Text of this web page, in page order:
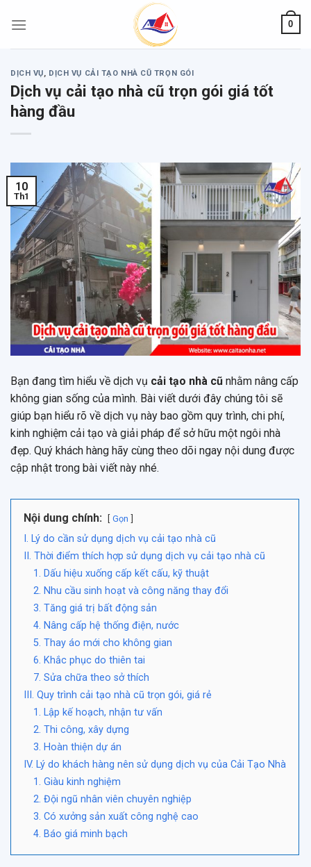
0
DỊCH VỤ, DỊCH VỤ CẢI TẠO NHÀ CŨ TRỌN GÓI
Dịch vụ cải tạo nhà cũ trọn gói giá tốt
hàng đầu
10
Th1
Bạn đang tìm hiểu về dịch vụ cải tạo nhà cũ nhằm nâng cấp
không gian sống của mình. Bài viết dưới đây chúng tôi sẽ
giúp bạn hiểu rõ về dịch vụ này bao gồm quy trình, chi phí,
kinh nghiệm cải tạo và giải pháp để sở hữu một ngôi nhà
đẹp. Quý khách hàng hãy cùng theo dõi ngay nội dung được
cập nhật trong bài viết này nhé.
Nội dung chính: Gọn
I. Lý do cần sử dụng dịch vụ cải tạo nhà cũ
II. Thời điểm thích hợp sử dụng dịch vụ cải tạo nhà cũ
1. Dấu hiệu xuống cấp kết cấu, kỹ thuật
2. Nhu cầu sinh hoạt và công năng thay đổi
3. Tăng giá trị bất động sản
4. Nâng cấp hệ thống điện, nước
5. Thay áo mới cho không gian
6. Khắc phục do thiên tai
7. Sửa chữa theo sở thích
III. Quy trình cải tạo nhà cũ trọn gói, giá rẻ
1. Lập kế hoạch, nhận tư vấn
2. Thi công, xây dựng
3. Hoàn thiện dự án
IV. Lý do khách hàng nên sử dụng dịch vụ của Cải Tạo Nhà
1. Giàu kinh nghiệm
2. Đội ngũ nhân viên chuyên nghiệp
3. Có xưởng sản xuất công nghệ cao
4. Báo giá minh bạch